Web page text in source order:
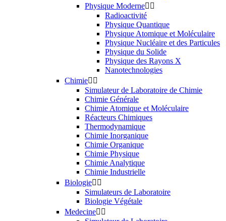
Physique Moderne 
Radioactivité
Physique Quantique
Physique Atomique et Moléculaire
Physique Nucléaire et des Particules
Physique du Solide
Physique des Rayons X
Nanotechnologies
Chimie 
Simulateur de Laboratoire de Chimie
Chimie Générale
Chimie Atomique et Moléculaire
Réacteurs Chimiques
Thermodynamique
Chimie Inorganique
Chimie Organique
Chimie Physique
Chimie Analytique
Chimie Industrielle
Biologie 
Simulateurs de Laboratoire
Biologie Végétale
Medecine 